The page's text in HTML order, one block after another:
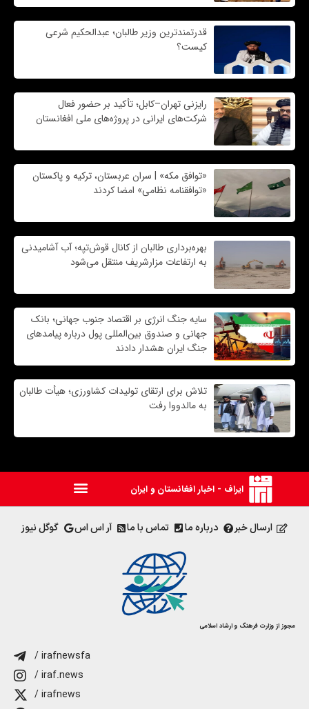
قدرتمندترین وزیر طالبان؛ عبدالحکیم شرعی
کیست؟
رایزنی تهران–کابل؛ تأکید بر حضور فعال
شرکت‌های ایرانی در پروژه‌های ملی افغانستان
«توافق مکه» | سران عربستان، ترکیه و پاکستان
«توافقنامه نظامی» امضا کردند
بهره‌برداری طالبان از کانال قوش‌تپه؛ آب آشامیدنی
به ارتفاعات مزارشریف منتقل می‌شود
سایه جنگ انرژی بر اقتصاد جنوب جهانی؛ بانک
جهانی و صندوق بین‌المللی پول درباره پیامدهای
جنگ ایران هشدار دادند
تلاش برای ارتقای تولیدات کشاورزی؛ هیأت طالبان
به مالدووا رفت
ایراف - اخبار افغانستان و ایران
ارسال خبر درباره ما تماس با ما آر اس اس گوگل نیوز
مجوز از وزارت فرهنگ و ارشاد اسلامی
/ irafnewsfa
/ iraf.news
/ irafnews